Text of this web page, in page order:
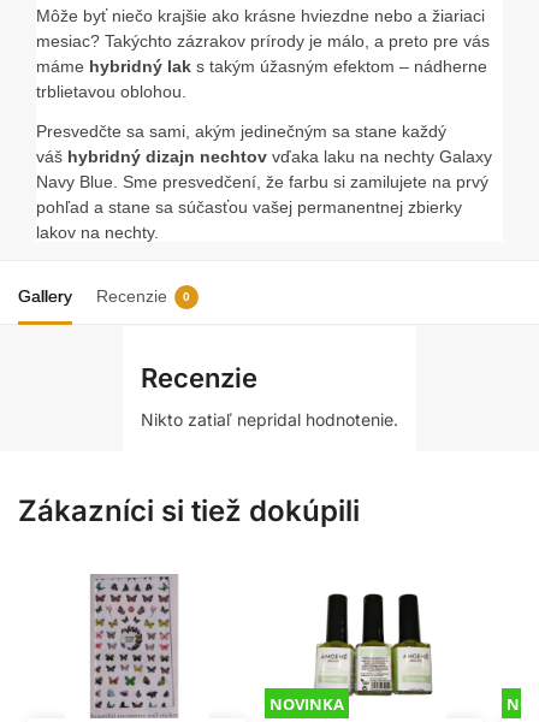
Môže byť niečo krajšie ako krásne hviezdne nebo a žiariaci
mesiac? Takýchto zázrakov prírody je málo, a preto pre vás
máme hybridný lak s takým úžasným efektom – nádherne
trblietavou oblohou.
Presvedčte sa sami, akým jedinečným sa stane každý
váš hybridný dizajn nechtov vďaka laku na nechty Galaxy
Navy Blue. Sme presvedčení, že farbu si zamilujete na prvý
pohľad a stane sa súčasťou vašej permanentnej zbierky
lakov na nechty.
bezproblémová aplikácia, bez zaplavenia nechtovej
ideálna, stredná hustota
trvanlivosť do 3 týždňov
Gallery Recenzie 0
Recenzie
Nikto zatiaľ nepridal hodnotenie.
Zákazníci si tiež dokúpili
NOVINKA